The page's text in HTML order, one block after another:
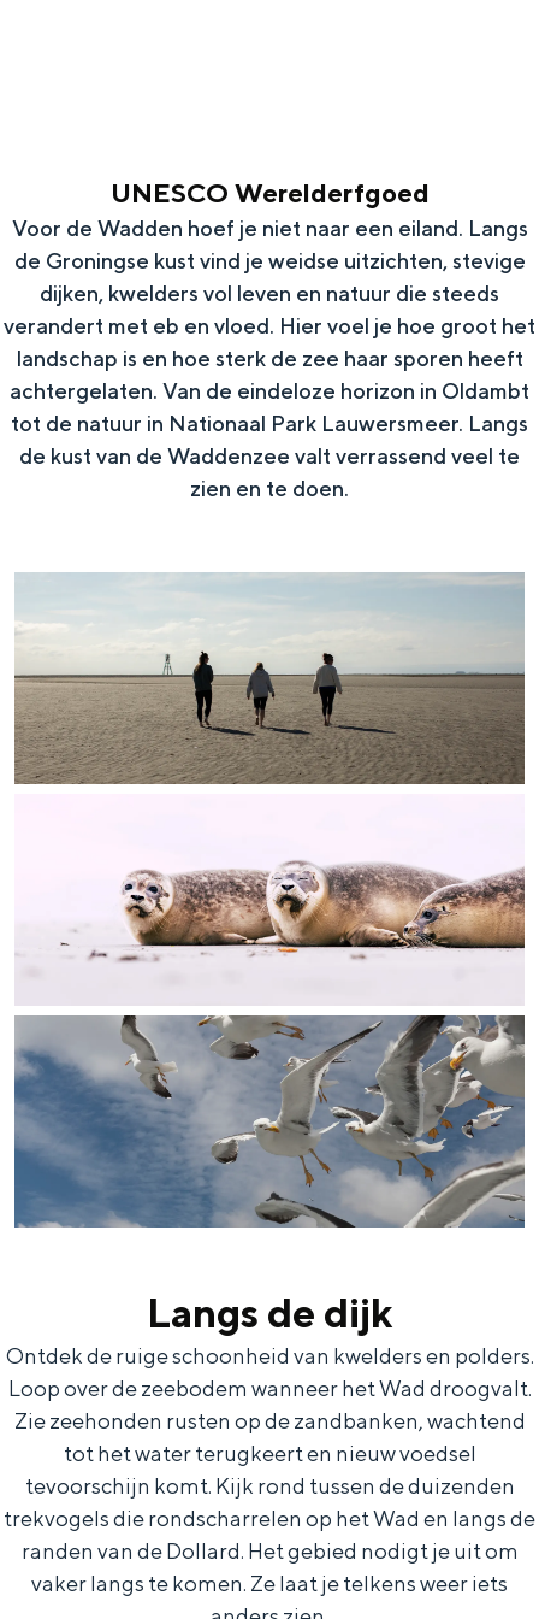
DIT IS GRONINGEN
Top 10
dicht bij elkaar. De levendigheid van de
stad, de stilte van een hofje, de
sporen van een eeuwenoud verleden.
Stad
Provincie
WAT TE DOEN
Bijzonder overnachten
van een molen tot overnachten in een
iglo van stro: Groningen biedt voor ieder
wat wils.
Fietsen
Wandelen
Eten & drinken
Winkelen
Overnachten
UNESCO Werelderfgoed
Voor de Wadden hoef je niet naar een eiland. Langs
de Groningse kust vind je weidse uitzichten, stevige
dijken, kwelders vol leven en natuur die steeds
verandert met eb en vloed. Hier voel je hoe groot het
landschap is en hoe sterk de zee haar sporen heeft
achtergelaten. Van de eindeloze horizon in Oldambt
tot de natuur in Nationaal Park Lauwersmeer. Langs
de kust van de Waddenzee valt verrassend veel te
zien en te doen.
Langs de dijk
Ontdek de ruige schoonheid van kwelders en polders.
Loop over de zeebodem wanneer het Wad droogvalt.
Zie zeehonden rusten op de zandbanken, wachtend
tot het water terugkeert en nieuw voedsel
tevoorschijn komt. Kijk rond tussen de duizenden
trekvogels die rondscharrelen op het Wad en langs de
randen van de Dollard. Het gebied nodigt je uit om
vaker langs te komen. Ze laat je telkens weer iets